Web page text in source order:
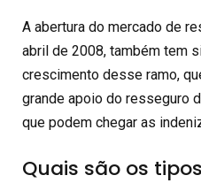
A abertura do mercado de
abril de 2008, também tem
crescimento desse ramo,
grande apoio do resseguro
que podem chegar as
Quais são os